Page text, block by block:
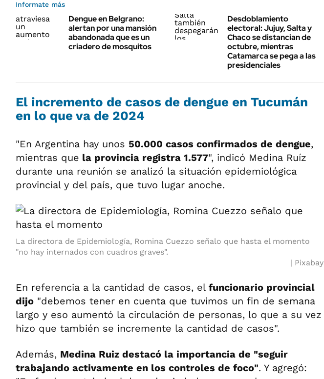
Informate más
Dengue en Belgrano:
alertan por una mansión
abandonada que es un
criadero de mosquitos
Desdoblamiento
electoral: Jujuy, Salta y
Chaco se distancian de
octubre, mientras
Catamarca se pega a las
presidenciales
El incremento de casos de dengue en Tucumán
en lo que va de 2024
"En Argentina hay unos 50.000 casos confirmados de dengue,
mientras que la provincia registra 1.577", indicó Medina Ruíz
durante una reunión se analizó la situación epidemiológica
provincial y del país, que tuvo lugar anoche.
La directora de Epidemiología, Romina Cuezzo señalo que hasta el momento
"no hay internados con cuadros graves".
Pixabay
En referencia a la cantidad de casos, el funcionario provincial
dijo "debemos tener en cuenta que tuvimos un fin de semana
largo y eso aumentó la circulación de personas, lo que a su vez
hizo que también se incremente la cantidad de casos".
Además, Medina Ruiz destacó la importancia de "seguir
trabajando activamente en los controles de foco". Y agregó: